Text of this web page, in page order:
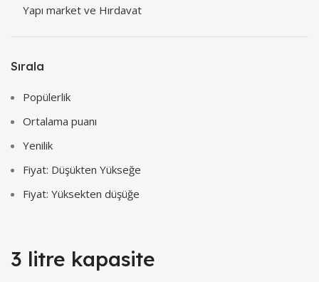
Yapı market ve Hırdavat
Sırala
Popülerlik
Ortalama puanı
Yenilik
Fiyat: Düşükten Yükseğe
Fiyat: Yüksekten düşüğe
3 litre kapasite